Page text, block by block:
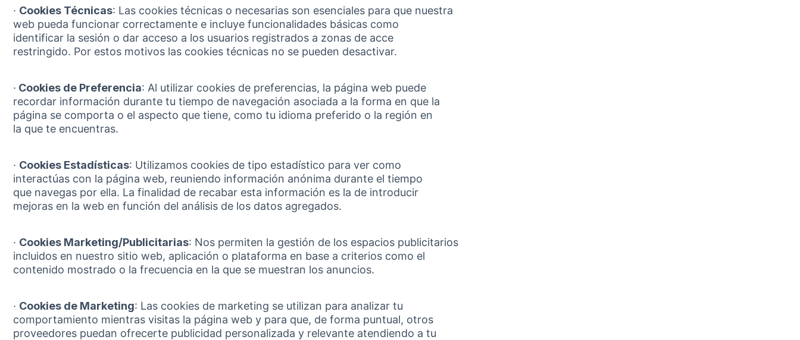
· Cookies Técnicas: Las cookies técnicas o necesarias son esenciales para que nuestra
web pueda funcionar correctamente e incluye funcionalidades básicas como
identificar la sesión o dar acceso a los usuarios registrados a zonas de acce
restringido. Por estos motivos las cookies técnicas no se pueden desactivar.
· Cookies de Preferencia: Al utilizar cookies de preferencias, la página web puede
recordar información durante tu tiempo de navegación asociada a la forma en que la
página se comporta o el aspecto que tiene, como tu idioma preferido o la región en
la que te encuentras.
· Cookies Estadísticas: Utilizamos cookies de tipo estadístico para ver como
interactúas con la página web, reuniendo información anónima durante el tiempo
que navegas por ella. La finalidad de recabar esta información es la de introducir
mejoras en la web en función del análisis de los datos agregados.
· Cookies Marketing/Publicitarias: Nos permiten la gestión de los espacios publicitarios
incluidos en nuestro sitio web, aplicación o plataforma en base a criterios como el
contenido mostrado o la frecuencia en la que se muestran los anuncios.
· Cookies de Marketing: Las cookies de marketing se utilizan para analizar tu
comportamiento mientras visitas la página web y para que, de forma puntual, otros
proveedores puedan ofrecerte publicidad personalizada y relevante atendiendo a tu